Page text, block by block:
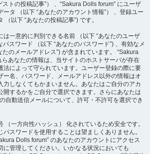
トの投稿記事”） 、“Sakura Dolls forum” にユーザ
タ （以下 “あなたのアカウント情報”） 、登録ユー
以下 “あなたの投稿記事”) です。
は一意的に判別できる名前 （以下 “あなたのユーザ
パスワード （以下 “あなたのパスワード”) 、有効なメ
たのメールアドレス”) が含まれています。 “Sakura
らあなたの情報は、当サイトのホストサーバが存在
法によって守られています。ユーザー登録の際に要
ー名、パスワード、メールアドレス以外の情報はオ
力しなくてもかまいません。あなたはご自分のアカ
開するかをご自分で選択できます。さらにあなたは
自動送信メールについて、許可・不許可を選択でき
（一方向性ハッシュ） 化されているため安全です。
パスワードを使用することは望ましくありません。
Dolls forum” のあなたのアカウントにアクセス
に管理してください。いかなる状況においても